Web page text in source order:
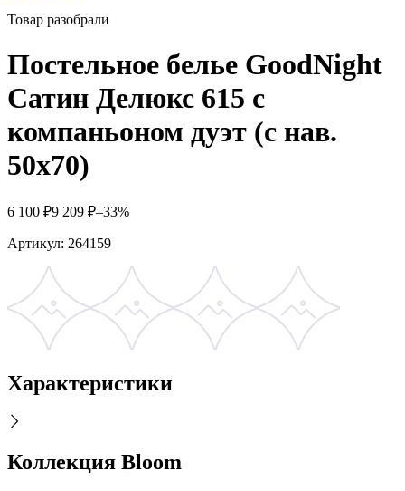
Товар разобрали
Постельное белье GoodNight
Сатин Делюкс 615 с
компаньоном дуэт (с нав.
50х70)
6 100 ₽9 209 ₽–33%
Артикул: 264159
Характеристики
Коллекция Bloom